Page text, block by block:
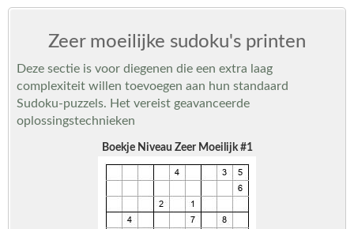
Zeer moeilijke sudoku's printen
Deze sectie is voor diegenen die een extra laag
complexiteit willen toevoegen aan hun standaard
Sudoku-puzzels. Het vereist geavanceerde
oplossingstechnieken
Boekje Niveau Zeer Moeilijk #1